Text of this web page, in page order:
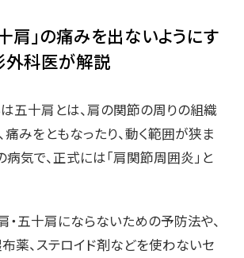
肩」の痛みを出ないようにす
外科医が解説
五十肩とは、肩の関節の周りの組織
痛みをともなったり、動く範囲が狭ま
病気で、正式には「肩関節周囲炎」と
・五十肩にならないための予防法や、
薬、ステロイド剤などを使わないセ